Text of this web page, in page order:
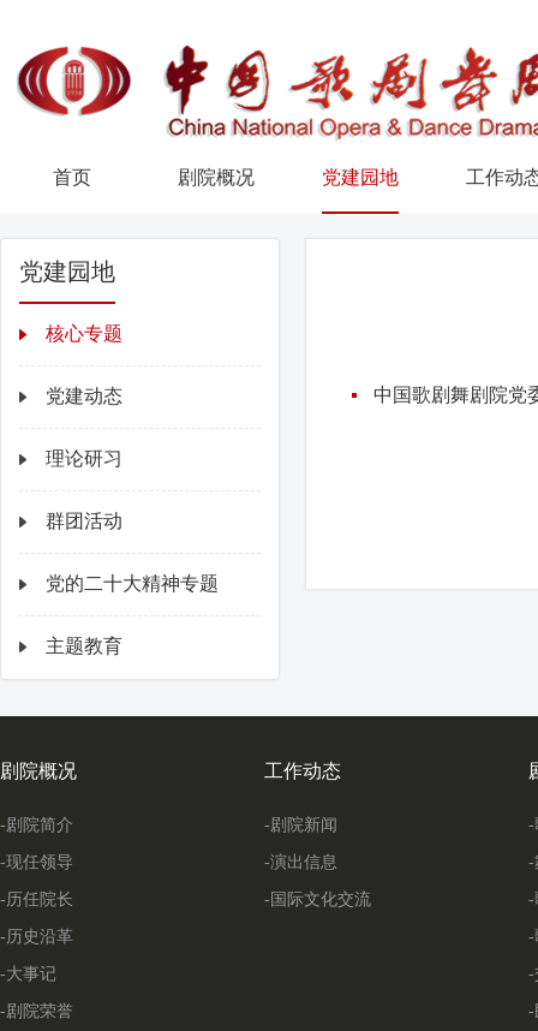
首页 剧院概况 党建园地 工作动
党建园地
核心专题
党建动态
理论研习
群团活动
党的二十大精神专题
主题教育
中国歌剧舞剧院党
剧院概况
-剧院简介
-现任领导
-历任院长
-历史沿革
-大事记
-剧院荣誉
工作动态
-剧院新闻
-演出信息
-国际文化交流
-
-
-
-
-
-